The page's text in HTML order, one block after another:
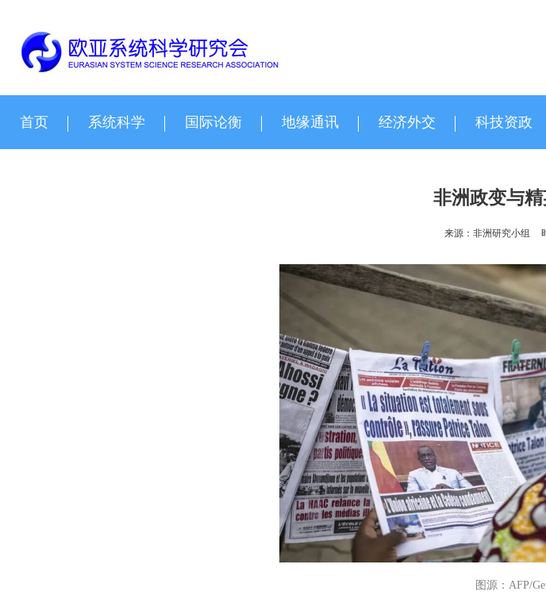
首页 系统科学 国际论衡 地缘通讯 经济外交 科技资政
非洲政变与
来源：非洲研究小组
图源：AFP/